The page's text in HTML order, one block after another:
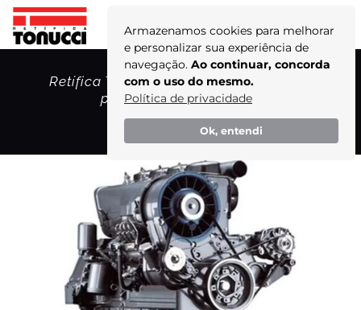
Armazenamos cookies para melhorar
e personalizar sua experiência de
navegação. Ao continuar, concorda
com o uso do mesmo.
Política de privacidade
Ok, entendi
Retífica Tonucci e Motores Deutz: uma
parceria de excelência!
Home